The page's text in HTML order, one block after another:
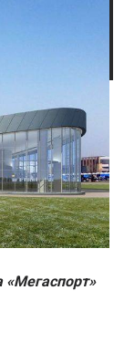
«Мегаспорт»